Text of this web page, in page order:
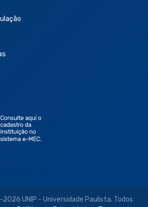
UNIP - Universidade Paulista. Todos